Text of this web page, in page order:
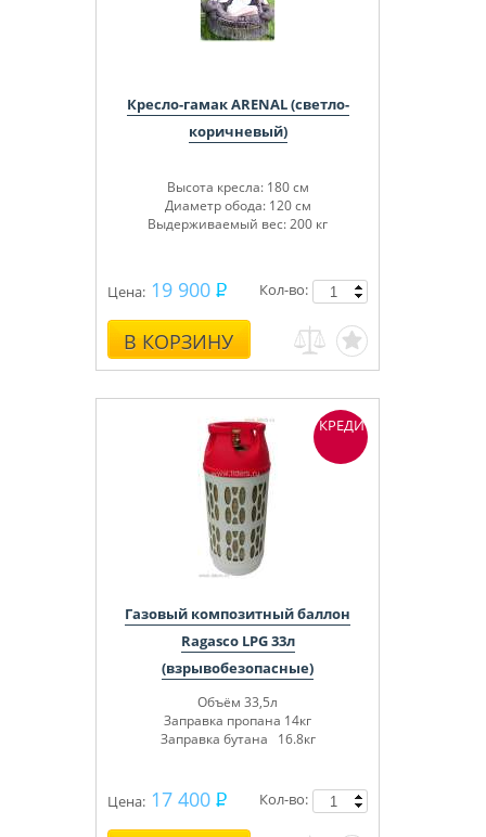
Кресло-гамак ARENAL (светло-
коричневый)
Высота кресла: 180 см
Диаметр обода: 120 см
Выдерживаемый вес: 200 кг
Цена: 19 900
В КОРЗИНУ
Кол-во:
Газовый композитный баллон
Ragasco LPG 33л
(взрывобезопасные)
Объём 33,5л
Заправка пропана 14кг
Заправка бутана 16.8кг
Цена: 17 400
Кол-во:
КРЕДИТ